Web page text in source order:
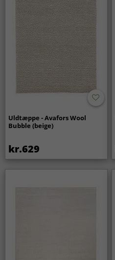
Uldtæppe - Avafors Wool
Bubble (beige)
kr.629